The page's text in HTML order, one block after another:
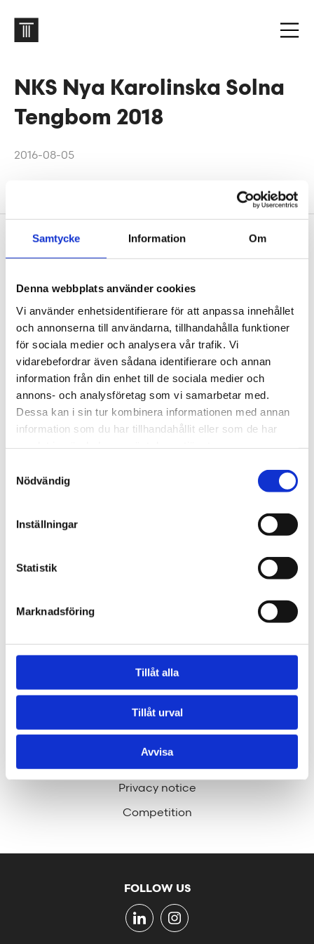
Samtycke Information Om
Denna webbplats använder cookies
Vi använder enhetsidentifierare för att anpassa innehållet
och annonserna till användarna, tillhandahålla funktioner
för sociala medier och analysera vår trafik. Vi
vidarebefordrar även sådana identifierare och annan
information från din enhet till de sociala medier och
annons- och analysföretag som vi samarbetar med.
Dessa kan i sin tur kombinera informationen med annan
information som du har tillhandahållit eller som de har
Nödvändig
Inställningar
Statistik
Marknadsföring
Tillåt alla
Tillåt urval
Avvisa
NKS Nya Karolinska Solna
Tengbom 2018
2016-08-05
Footer
enquiry, we look forward to hearing from you.
We are Tengbom
We create sustainable and beautiful architecture
that strenghtens our clients as well as our society.
Work with us
Our services
any kind of building or space. How may we help
hej@tengbom.se
QUICK LINKS
Press
Privacy notice
Competition
FOLLOW US